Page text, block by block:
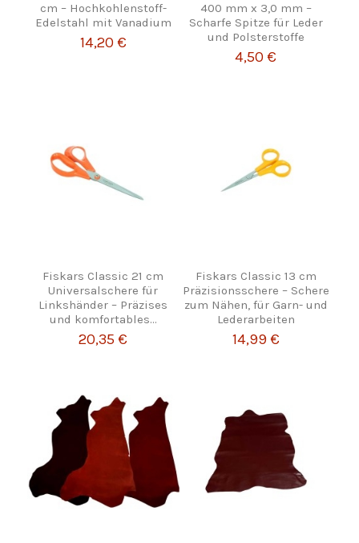
cm – Hochkohlenstoff-
Edelstahl mit Vanadium
14,20 €
400 mm x 3,0 mm –
Scharfe Spitze für Leder
und Polsterstoffe
4,50 €
Fiskars Classic 21 cm
Universalschere für
Linkshänder – Präzises
und komfortables...
20,35 €
Fiskars Classic 13 cm
Präzisionsschere – Schere
zum Nähen, für Garn- und
Lederarbeiten
14,99 €